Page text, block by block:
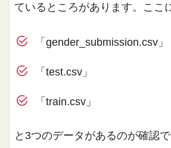
ているところがあります。ここ
「gender_submission.csv」
「test.csv」
「train.csv」
と3つのデータがあるのが確認